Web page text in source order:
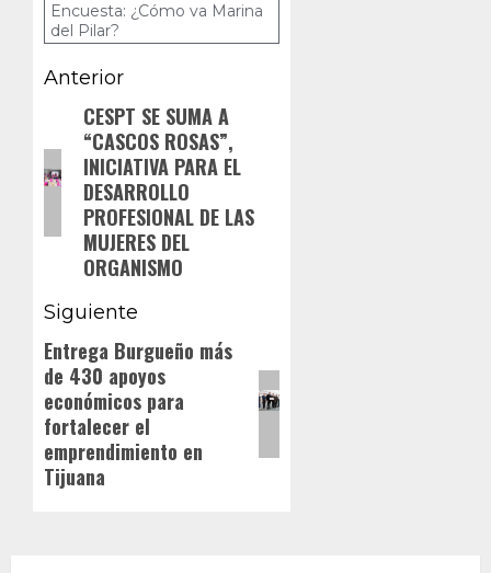
Encuesta: ¿Cómo va Marina
del Pilar?
Navegación
entradas
Anterior
Entrada
anterior:
CESPT SE SUMA A
“CASCOS ROSAS”,
INICIATIVA PARA EL
DESARROLLO
PROFESIONAL DE LAS
MUJERES DEL
ORGANISMO
Siguiente
Siguiente
entrada:
Entrega Burgueño más
de 430 apoyos
económicos para
fortalecer el
emprendimiento en
Tijuana